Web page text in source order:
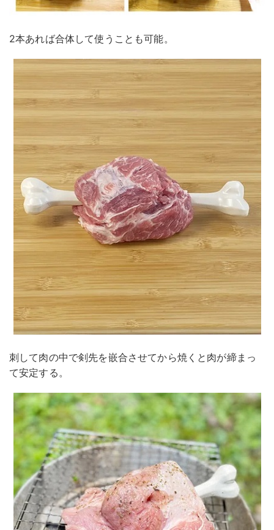
2本あれば合体して使うことも可能。
刺して肉の中で剣先を嵌合させてから焼くと肉が締まっ
て安定する。